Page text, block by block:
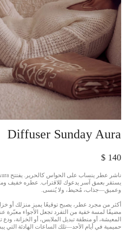
Diffuser Sunday Aura
$ 140
يستقر بعمق آسر يدعوك للاقتراب. عطره خفيف
وعميق—جذاب، مُحيط، ولا يُنسى.
أكثر من مجرد عطر، يصبح توقيعًا يميز منزلك أو
مضيفًا لمسة خفية من التفرد تجعل الأجواء معبّرة
المعيشة، أو منطقة تبديل الملابس، أو الخزانة،
حميمية في أيام الأحد—تلك الساعات الهادئة التي